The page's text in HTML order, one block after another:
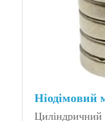
Ніодімовий
Циліндричний